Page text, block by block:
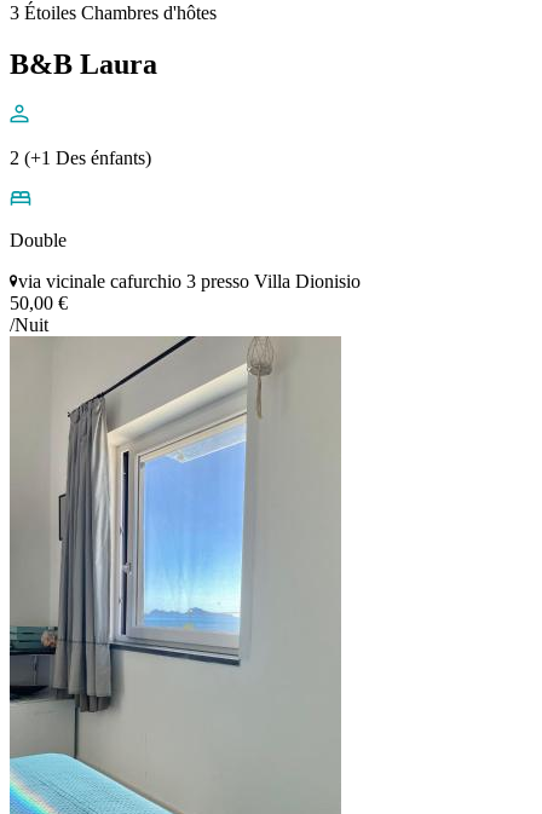
3 Étoiles Chambres d'hôtes
B&B Laura
2 (+1 Des énfants)
Double
via vicinale cafurchio 3 presso Villa Dionisio
50,00 €
/Nuit